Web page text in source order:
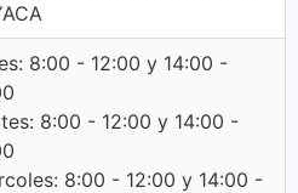
8:00 - 12:00 y 14:00 -
8:00 - 12:00 y 14:00 -
8:00 - 12:00 y 14:00 -